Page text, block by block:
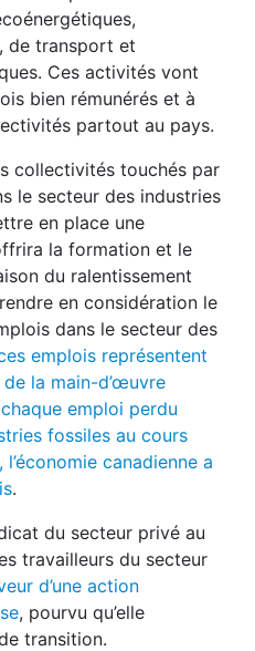
de transport et
Ces activités vont
bien rémunérés et à
partout au pays.
collectivités touchés par
le secteur des industries
en place une
la formation et le
du ralentissement
en considération le
dans le secteur des
emplois représentent
de la main-d’œuvre
emploi perdu
fossiles au cours
canadienne a
.
du secteur privé au
travailleurs du secteur
d’une action
, pourvu qu’elle
transition.